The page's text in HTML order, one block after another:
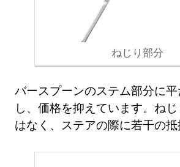
ねじり部分
バースプーンのステム部分に
し、価格を抑えています。ね
はなく、ステアの際に若干の抵